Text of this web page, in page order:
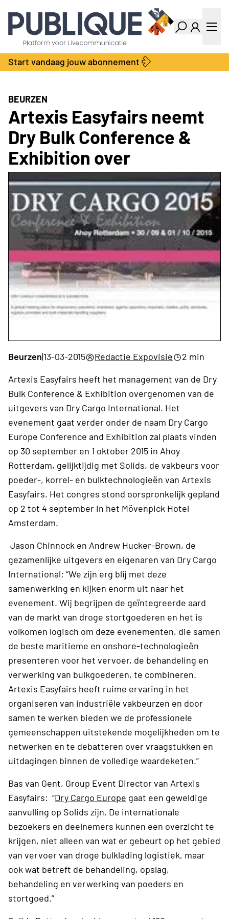
Industry Dashboard
Vacatures
Kalender
Producten
Bedrijvengids
Locatie Finder
Contact
Over ons
Adverteren
Abonnementen
Start vandaag jouw abonnement
BEURZEN
Artexis Easyfairs neemt
Dry Bulk Conference &
Exhibition over
Beurzen|13-03-2015 Redactie Expovisie
2 min
Artexis Easyfairs heeft het management van de Dry
Bulk Conference & Exhibition overgenomen van de
uitgevers van Dry Cargo International. Het
evenement gaat verder onder de naam Dry Cargo
Europe Conference and Exhibition zal plaats vinden
op 30 september en 1 oktober 2015 in Ahoy
Rotterdam, gelijktijdig met Solids, de vakbeurs voor
poeder-, korrel- en bulktechnologieën van Artexis
Easyfairs. Het congres stond oorspronkelijk gepland
op 2 tot 4 september in het Mövenpick Hotel
Amsterdam.
Jason Chinnock en Andrew Hucker-Brown, de
gezamenlijke uitgevers en eigenaren van Dry Cargo
International: “We zijn erg blij met deze
samenwerking en kijken enorm uit naar het
evenement. Wij begrijpen de geïntegreerde aard
van de markt van droge stortgoederen en het is
volkomen logisch om deze evenementen, die samen
de beste maritieme en onshore-technologieën
presenteren voor het vervoer, de behandeling en
verwerking van bulkgoederen, te combineren.
Artexis Easyfairs heeft ruime ervaring in het
organiseren van industriële vakbeurzen en door
samen te werken bieden we de professionele
gemeenschappen uitstekende mogelijkheden om te
netwerken en te debatteren over vraagstukken en
uitdagingen binnen de volledige waardeketen.”
Bas van Gent, Group Event Director van Artexis
Easyfairs: “Dry Cargo Europe gaat een geweldige
aanvulling op Solids zijn. De internationale
bezoekers en deelnemers kunnen een ​​overzicht te
krijgen, niet alleen van wat er gebeurt op het gebied
van vervoer van droge bulklading logistiek, maar
ook wat betreft de behandeling, opslag,
behandeling en verwerking van poeders en
stortgoed.”